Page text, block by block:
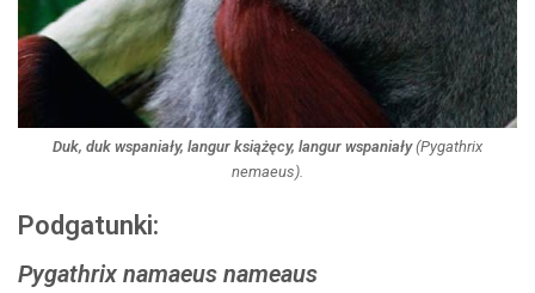
Duk, duk wspaniały, langur książęcy, langur wspaniały(Pygathrix
nemaeus).
Podgatunki:
Pygathrix namaeus nameaus